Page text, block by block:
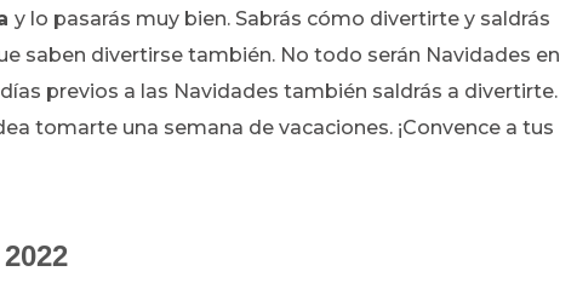
y lo pasarás muy bien. Sabrás cómo divertirte y saldrás
saben divertirse también. No todo serán Navidades en
previos a las Navidades también saldrás a divertirte.
tomarte una semana de vacaciones. ¡Convence a tus